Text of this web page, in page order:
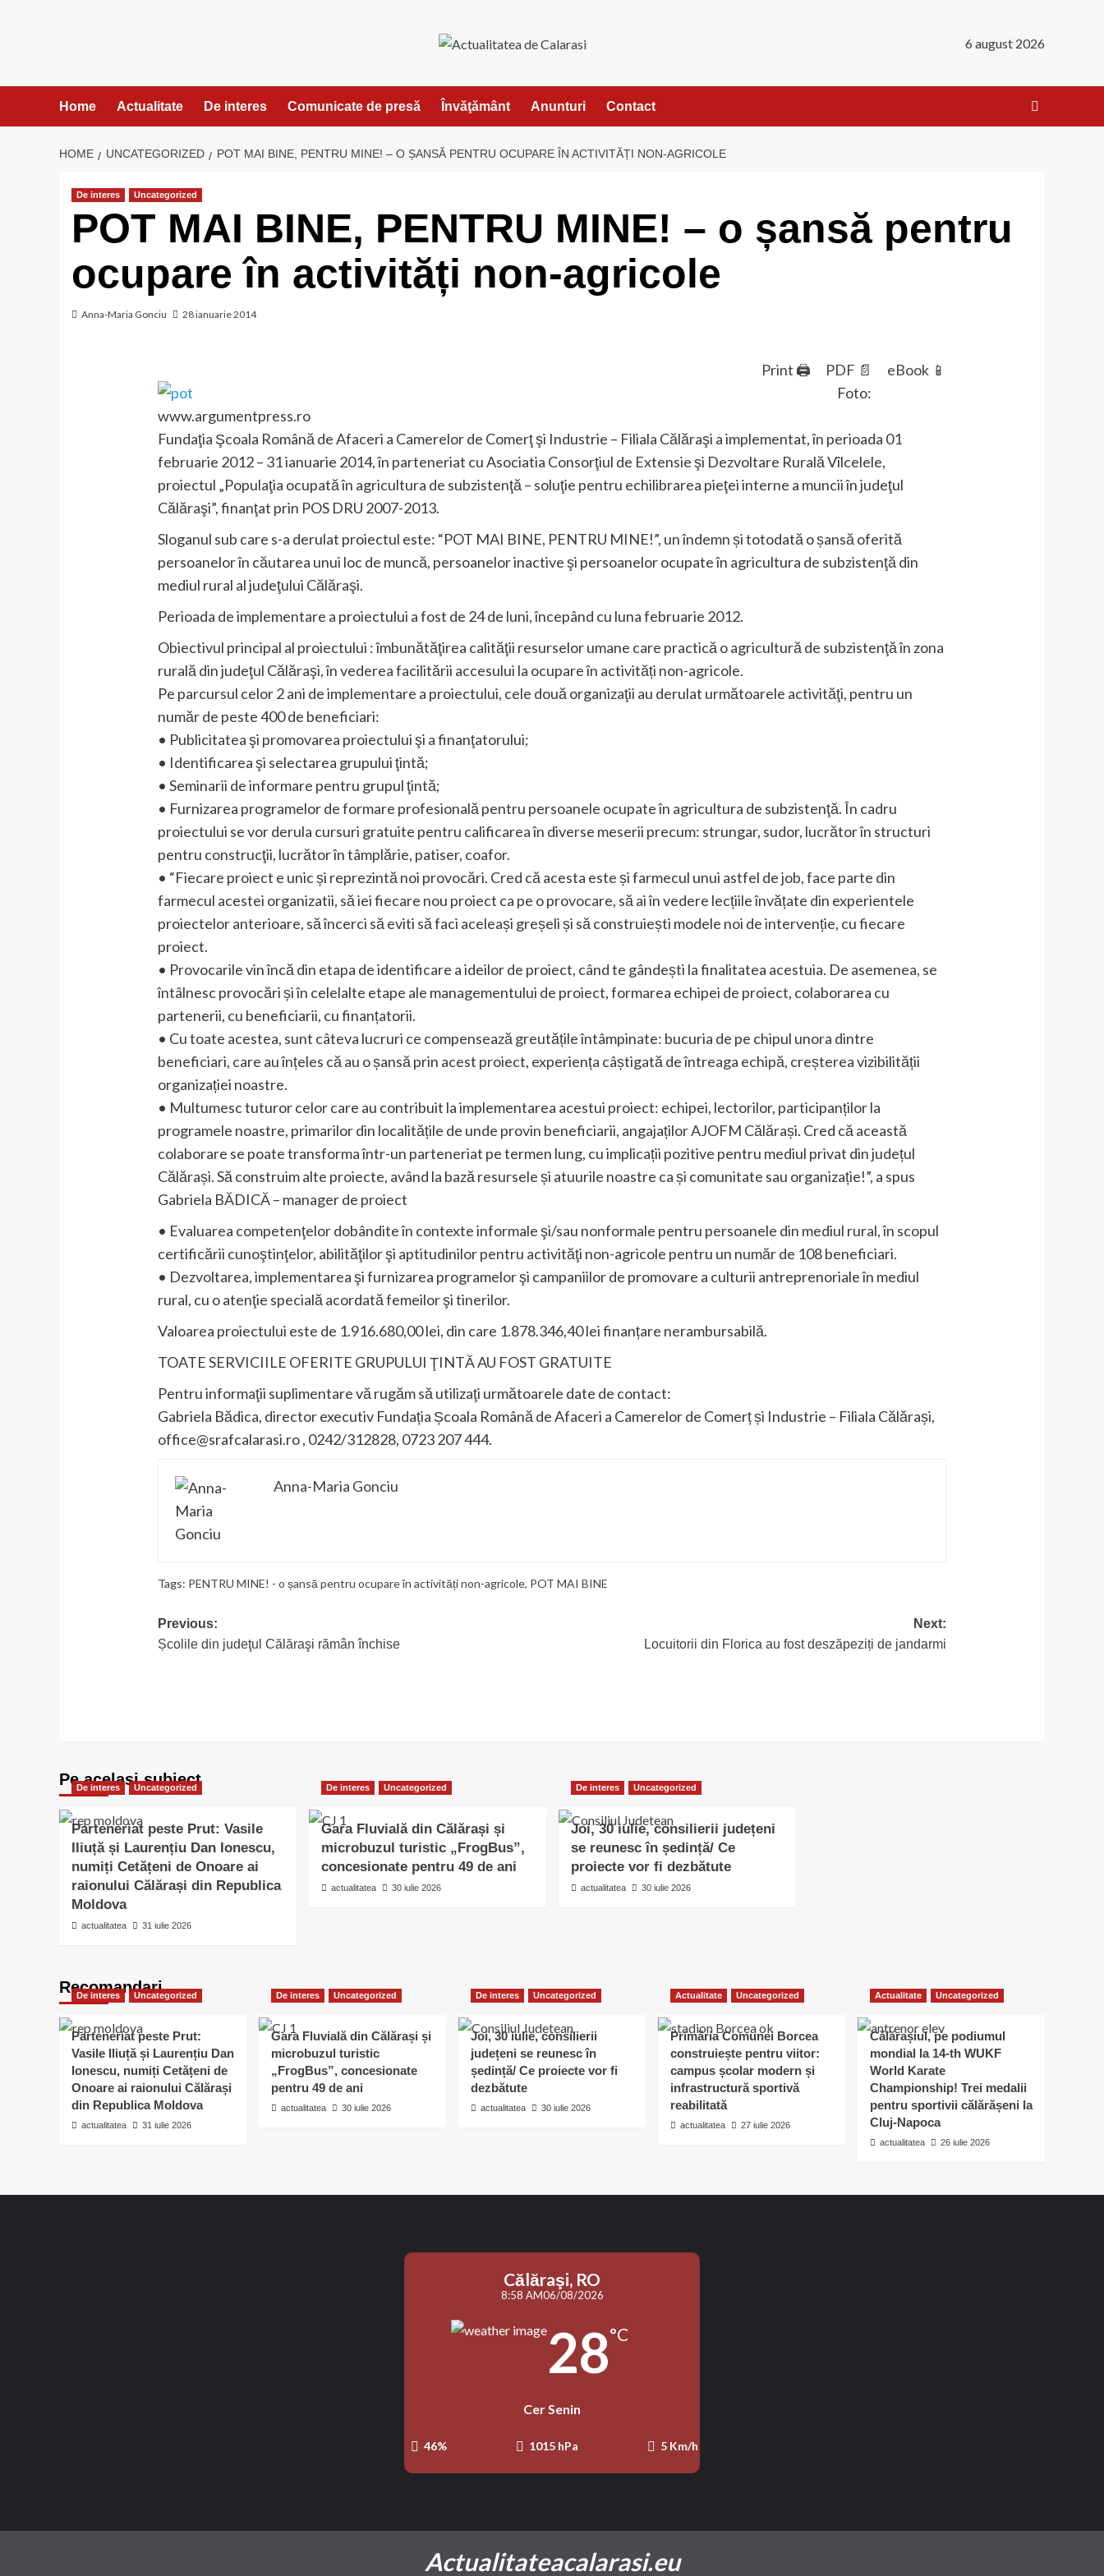
6 august 2026
Home Actualitate De interes Comunicate de presă Învăţământ Anunturi Contact
HOME UNCATEGORIZED POT MAI BINE, PENTRU MINE! – O ȘANSĂ PENTRU OCUPARE ÎN ACTIVITĂȚI NON-AGRICOLE
De interes Uncategorized
POT MAI BINE, PENTRU MINE! – o șansă pentru
ocupare în activități non-agricole
Anna-Maria Gonciu 28 ianuarie 2014
Print 🖨 PDF 📄
eBook 📱
Foto:
www.argumentpress.ro
Fundaţia Şcoala Română de Afaceri a Camerelor de Comerţ şi Industrie – Filiala Călăraşi a implementat, în perioada 01
februarie 2012 – 31 ianuarie 2014, în parteneriat cu Asociatia Consorţiul de Extensie şi Dezvoltare Rurală Vîlcelele,
proiectul „Populaţia ocupată în agricultura de subzistenţă – soluţie pentru echilibrarea pieţei interne a muncii în judeţul
Călăraşi”, finanţat prin POS DRU 2007-2013.
Sloganul sub care s-a derulat proiectul este: “POT MAI BINE, PENTRU MINE!”, un îndemn și totodată o șansă oferită
persoanelor în căutarea unui loc de muncă, persoanelor inactive şi persoanelor ocupate în agricultura de subzistenţă din
mediul rural al judeţului Călăraşi.
Perioada de implementare a proiectului a fost de 24 de luni, începând cu luna februarie 2012.
Obiectivul principal al proiectului : îmbunătăţirea calităţii resurselor umane care practică o agricultură de subzistenţă în zona
rurală din judeţul Călăraşi, în vederea facilitării accesului la ocupare în activități non-agricole.
Pe parcursul celor 2 ani de implementare a proiectului, cele două organizaţii au derulat următoarele activităţi, pentru un
număr de peste 400 de beneficiari:
• Publicitatea şi promovarea proiectului şi a finanţatorului;
• Identificarea şi selectarea grupului ţintă;
• Seminarii de informare pentru grupul ţintă;
• Furnizarea programelor de formare profesională pentru persoanele ocupate în agricultura de subzistenţă. În cadru
proiectului se vor derula cursuri gratuite pentru calificarea în diverse meserii precum: strungar, sudor, lucrător în structuri
pentru construcţii, lucrător în tâmplărie, patiser, coafor.
• “Fiecare proiect e unic și reprezintă noi provocări. Cred că acesta este și farmecul unui astfel de job, face parte din
farmecul acestei organizatii, să iei fiecare nou proiect ca pe o provocare, să ai în vedere lecțiile învățate din experientele
proiectelor anterioare, să încerci să eviti să faci aceleași greșeli și să construiești modele noi de intervenție, cu fiecare
proiect.
• Provocarile vin încă din etapa de identificare a ideilor de proiect, când te gândești la finalitatea acestuia. De asemenea, se
întâlnesc provocări și în celelalte etape ale managementului de proiect, formarea echipei de proiect, colaborarea cu
partenerii, cu beneficiarii, cu finanțatorii.
• Cu toate acestea, sunt câteva lucruri ce compensează greutățile întâmpinate: bucuria de pe chipul unora dintre
beneficiari, care au înțeles că au o șansă prin acest proiect, experiența câștigată de întreaga echipă, creșterea vizibilității
organizației noastre.
• Multumesc tuturor celor care au contribuit la implementarea acestui proiect: echipei, lectorilor, participanților la
programele noastre, primarilor din localitățile de unde provin beneficiarii, angajaților AJOFM Călărași. Cred că această
colaborare se poate transforma într-un parteneriat pe termen lung, cu implicații pozitive pentru mediul privat din județul
Călărași. Să construim alte proiecte, având la bază resursele și atuurile noastre ca și comunitate sau organizație!”, a spus
Gabriela BĂDICĂ – manager de proiect
• Evaluarea competenţelor dobândite în contexte informale şi/sau nonformale pentru persoanele din mediul rural, în scopul
certificării cunoştinţelor, abilităţilor şi aptitudinilor pentru activităţi non-agricole pentru un număr de 108 beneficiari.
• Dezvoltarea, implementarea şi furnizarea programelor şi campaniilor de promovare a culturii antreprenoriale în mediul
rural, cu o atenţie specială acordată femeilor şi tinerilor.
Valoarea proiectului este de 1.916.680,00 lei, din care 1.878.346,40 lei finanțare nerambursabilă.
TOATE SERVICIILE OFERITE GRUPULUI ŢINTĂ AU FOST GRATUITE
Pentru informaţii suplimentare vă rugăm să utilizaţi următoarele date de contact:
Gabriela Bădica, director executiv Fundația Școala Română de Afaceri a Camerelor de Comerț și Industrie – Filiala Călărași,
office@srafcalarasi.ro , 0242/312828, 0723 207 444.
Anna-Maria Gonciu
Tags: PENTRU MINE! - o șansă pentru ocupare în activități non-agricole, POT MAI BINE
Post
navigation
Previous:
Școlile din judeţul Călăraşi rămân închise
Next:
Locuitorii din Florica au fost deszăpeziți de jandarmi
Pe acelasi subiect
De interes Uncategorized
Parteneriat peste Prut: Vasile
Iliuță și Laurențiu Dan Ionescu,
numiți Cetățeni de Onoare ai
raionului Călărași din Republica
Moldova
actualitatea 31 iulie 2026
De interes Uncategorized
Gara Fluvială din Călărași și
microbuzul turistic „FrogBus”,
concesionate pentru 49 de ani
actualitatea 30 iulie 2026
De interes Uncategorized
Joi, 30 iulie, consilierii județeni
se reunesc în ședință/ Ce
proiecte vor fi dezbătute
actualitatea 30 iulie 2026
Recomandari
De interes Uncategorized
Parteneriat peste Prut:
Vasile Iliuță și Laurențiu Dan
Ionescu, numiți Cetățeni de
Onoare ai raionului Călărași
din Republica Moldova
actualitatea 31 iulie 2026
De interes Uncategorized
Gara Fluvială din Călărași și
microbuzul turistic
„FrogBus”, concesionate
pentru 49 de ani
actualitatea 30 iulie 2026
De interes Uncategorized
Joi, 30 iulie, consilierii
județeni se reunesc în
ședință/ Ce proiecte vor fi
dezbătute
actualitatea 30 iulie 2026
Actualitate Uncategorized
Primăria Comunei Borcea
construiește pentru viitor:
campus școlar modern și
infrastructură sportivă
reabilitată
actualitatea 27 iulie 2026
Actualitate Uncategorized
Călărașiul, pe podiumul
mondial la 14-th WUKF
World Karate
Championship! Trei medalii
pentru sportivii călărășeni la
Cluj-Napoca
actualitatea 26 iulie 2026
Călăraşi, RO
8:58 AM06/08/2026
28°C
Cer Senin
46% 1015 hPa 5 Km/h
Actualitateacalarasi.eu